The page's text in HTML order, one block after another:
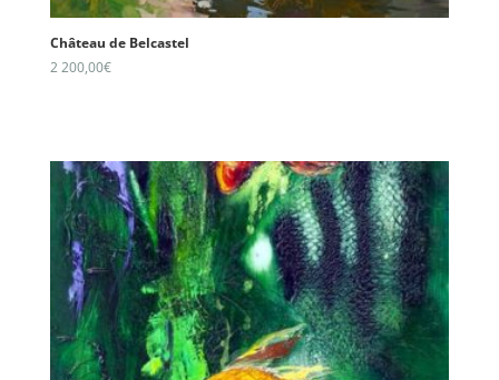
Château de Belcastel
2 200,00€